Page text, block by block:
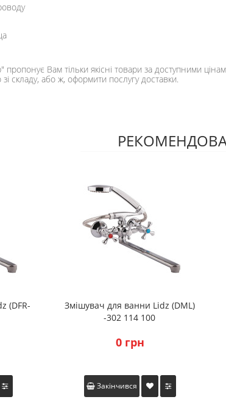
Вам тільки якісні товари за доступними
складу, або ж, оформити послугу доставки.
(DFR-
Змішувач для ванни Lidz (DML)
-302 114 100
0 грн
Закінчився